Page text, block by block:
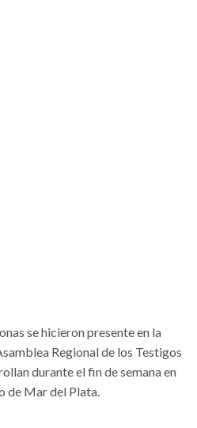
se hicieron presente en la
Regional de los Testigos
durante el fin de semana en
de Mar del Plata.